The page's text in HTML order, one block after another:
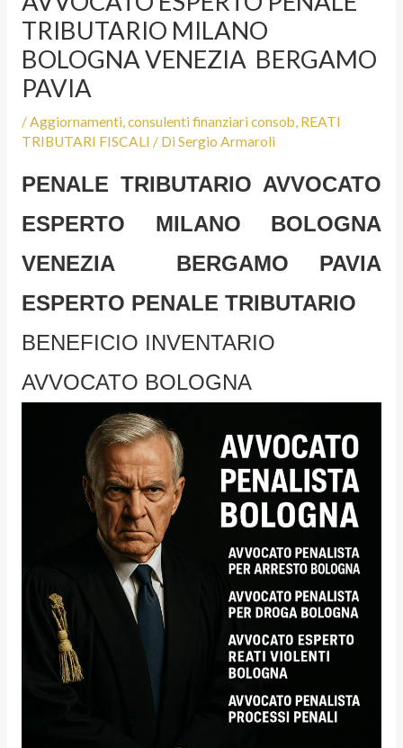
TRIBUTARIO MILANO
BOLOGNA VENEZIA BERGAMO
PAVIA
/ Aggiornamenti, consulenti finanziari consob REATI
TRIBUTARI FISCALI / DiSergio Armaroli
PENALE TRIBUTARIO AVVOCATO
ESPERTO MILANO BOLOGNA
VENEZIA BERGAMO PAVIA
ESPERTO PENALE TRIBUTARIO
BENEFICIO INVENTARIO
AVVOCATO BOLOGNA